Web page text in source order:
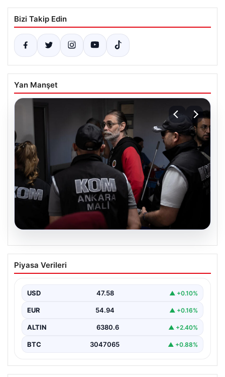
Bizi Takip Edin
Yan Manşet
05.08.2026
Erdal Beşikçioğlu’nun Esrar Testi Pozitif
Çıktı; Görevden Uzaklaştırılmıştı
rüşvet operasyonu kapsamında tutuklanan Belediye
Başkanı Erdal Beşikçioğlu’nun…
Piyasa Verileri
USD 47.58 ▲ +0.10%
EUR 54.94 ▲ +0.16%
ALTIN 6380.6 ▲ +2.40%
BTC 3047065 ▲ +0.88%